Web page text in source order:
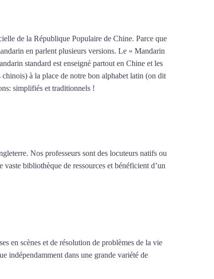
de la République Populaire de Chine. Parce que
en parlent plusieurs versions. Le « Mandarin
standard est enseigné partout en Chine et les
à la place de notre bon alphabet latin (on dit
simplifiés et traditionnels !
Nos professeurs sont des locuteurs natifs ou
vaste bibliothèque de ressources et bénéficient d’un
en scènes et de résolution de problèmes de la vie
indépendamment dans une grande variété de